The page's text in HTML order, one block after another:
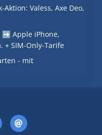
Aktion: Valess, Axe Deo,
Apple iPhone,
+ SIM-Only-Tarife
- mit